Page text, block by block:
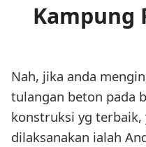
Kampung
Nah, jika anda
tulangan beton pada
konstruksi yg
dilaksanakan ialah